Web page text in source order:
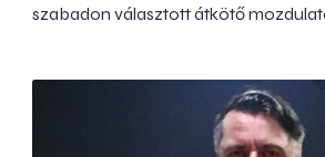
szabadon választott átkötő